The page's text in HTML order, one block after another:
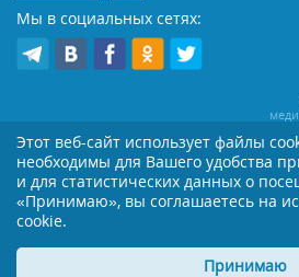
Мы в социальных сетях:
Копирование или иное распространение
воспрещается. Копирование раздела
активной открытой для поисковиков ссылки
Материалы на сайте представлены в
применением тех или иных рекомендаций
посоветоваться с Вашим лечащим врачом!
Этот веб-сайт использует файлы
необходимы для Вашего удобства
и для статистических данных о
«Принимаю», вы соглашаетесь на
cookie.
Принимаю